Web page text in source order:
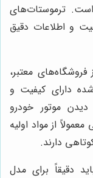
است. ترموستات‌های
و اطلاعات دقیق
معتبر،
دارای کیفیت و
موتور خودرو
از مواد اولیه
دارند.
دقیقاً برای مدل